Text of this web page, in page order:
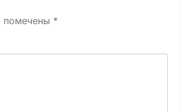
помечены *